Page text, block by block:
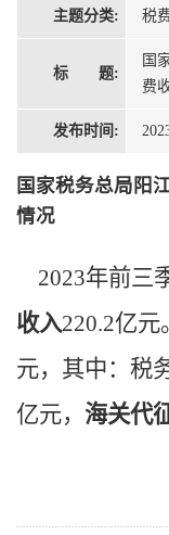
主题分类: 税
标 题:
国
费
发布时间:
国家税务总局阳
情况
2023年前三
收入220.2亿元
元，其中：税
亿元， 海关代